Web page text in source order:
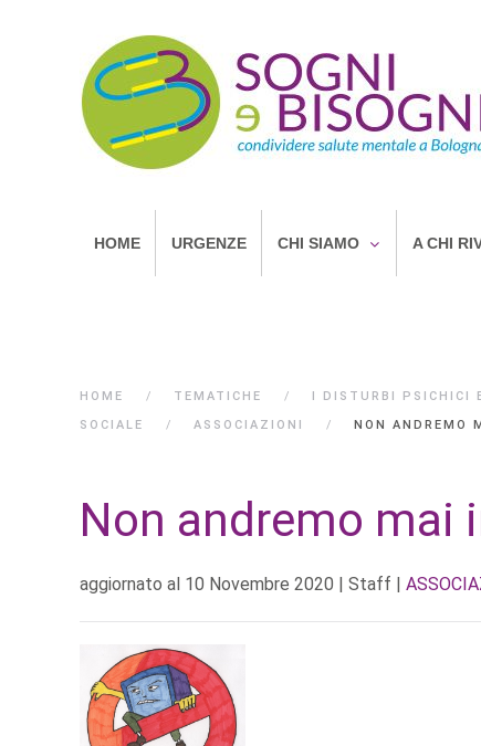
HOME URGENZE CHI SIAMO A CHI
HOME TEMATICHE I DISTURBI PSICHICI
SOCIALE
ASSOCIAZIONI NON ANDREMO
Non andremo mai
aggiornato al 10 Novembre 2020 | Staff |